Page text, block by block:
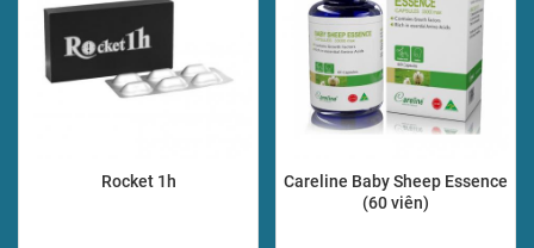
Rocket 1h
Careline Baby Sheep Essence
(60 viên)